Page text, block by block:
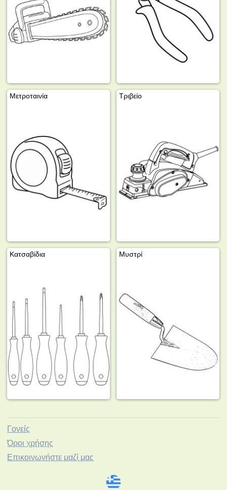
Μετροταινία Τριβείο
Κατσαβίδια Μυστρί
Γονείς
Όροι χρήσης
Επικοινωνήστε μαζί μας